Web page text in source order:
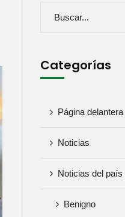
Categorías
Página delantera
Noticias
Noticias del país
Benigno